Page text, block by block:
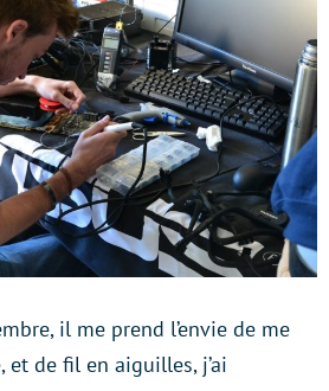
il me prend l’envie de me
et de fil en aiguilles, j’ai